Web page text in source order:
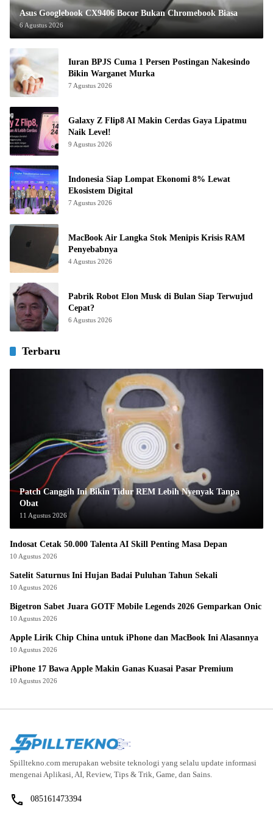
Asus Googlebook CX9406 Bocor Bukan Chromebook Biasa
6 Agustus 2026
Iuran BPJS Cuma 1 Persen Postingan Nakesindo
Bikin Warganet Murka
7 Agustus 2026
Galaxy Z Flip8 AI Makin Cerdas Gaya Lipatmu
Naik Level!
9 Agustus 2026
Indonesia Siap Lompat Ekonomi 8% Lewat
Ekosistem Digital
7 Agustus 2026
MacBook Air Langka Stok Menipis Krisis RAM
Penyebabnya
4 Agustus 2026
Pabrik Robot Elon Musk di Bulan Siap Terwujud
Cepat?
6 Agustus 2026
Terbaru
Patch Canggih Ini Bikin Tidur REM Lebih Nyenyak Tanpa
Obat
11 Agustus 2026
Indosat Cetak 50.000 Talenta AI Skill Penting Masa Depan
10 Agustus 2026
Satelit Saturnus Ini Hujan Badai Puluhan Tahun Sekali
10 Agustus 2026
Bigetron Sabet Juara GOTF Mobile Legends 2026 Gemparkan Onic
10 Agustus 2026
Apple Lirik Chip China untuk iPhone dan MacBook Ini Alasannya
10 Agustus 2026
iPhone 17 Bawa Apple Makin Ganas Kuasai Pasar Premium
10 Agustus 2026
Spilltekno.com merupakan website teknologi yang selalu update informasi
mengenai Aplikasi, AI, Review, Tips & Trik, Game, dan Sains.
085161473394